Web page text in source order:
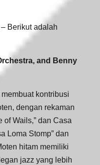
– Berikut adalah
and Benny
kontribusi
dengan rekaman
of Wails,” dan Casa
Loma Stomp” dan
hitam memiliki
jazz yang lebih